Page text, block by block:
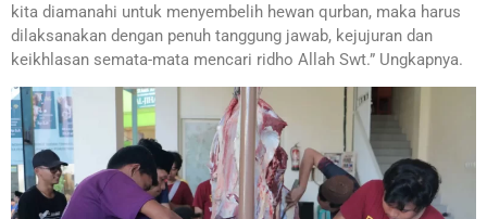
kita diamanahi untuk menyembelih hewan qurban, maka harus
dilaksanakan dengan penuh tanggung jawab, kejujuran dan
keikhlasan semata-mata mencari ridho Allah Swt.” Ungkapnya.